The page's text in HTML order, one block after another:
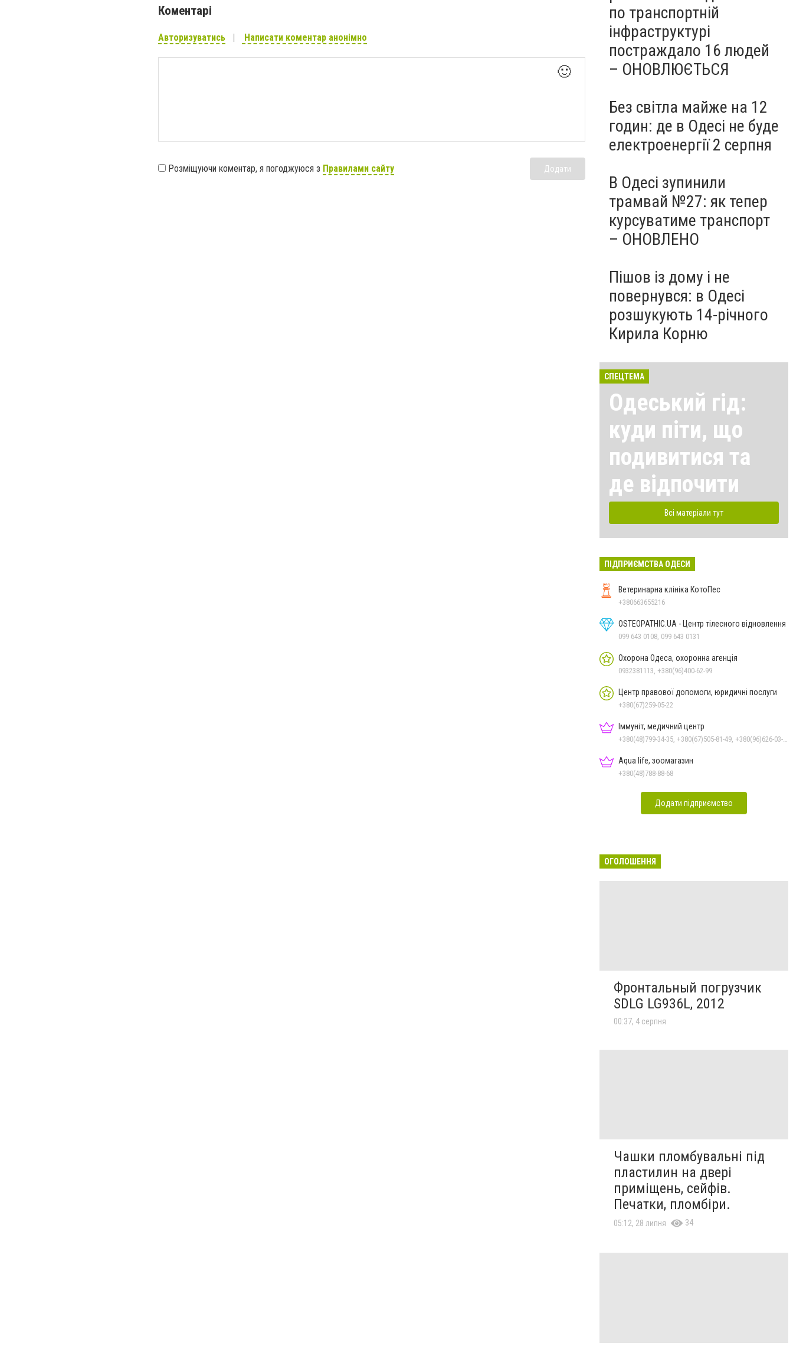
Коментарі
Авторизуватись Написати коментар анонімно
🙂
Розміщуючи коментар, я погоджуюся з Правилами сайту Додати
по транспортній
інфраструктурі
постраждало 16 людей
– ОНОВЛЮЄТЬСЯ
Без світла майже на 12
годин: де в Одесі не буде
електроенергії 2 серпня
В Одесі зупинили
трамвай №27: як тепер
курсуватиме транспорт
– ОНОВЛЕНО
Пішов із дому і не
повернувся: в Одесі
розшукують 14-річного
Кирила Корню
СПЕЦТЕМА
Одеський гід:
куди піти, що
подивитися та
де відпочити
Всі матеріали тут
ПІДПРИЄМСТВА ОДЕСИ
Ветеринарна клініка КотоПес
+380663655216
OSTEOPATHIC.UA - Центр тілесного відновлення
099 643 0108, 099 643 0131
Охорона Одеса, охоронна агенція
0932381113, +380(96)400-62-99
Центр правової допомоги, юридичні послуги
+380(67)259-05-22
Іммуніт, медичний центр
Aqua life, зоомагазин
+380(48)788-88-68
Додати підприємство
ОГОЛОШЕННЯ
Фронтальный погрузчик
SDLG LG936L, 2012
00:37, 4 серпня
Чашки пломбувальні під
пластилин на двері
приміщень, сейфів.
Печатки, пломбіри.
05:12, 28 липня 34